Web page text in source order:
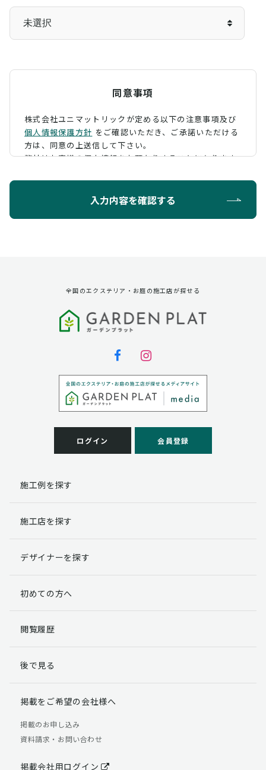
同意事項
株式会社ユニマットリックが定める以下の注意事項及び
個人情報保護方針 をご確認いただき、 ご承諾いただける
方は、同意の上送信して下さい。
弊社はお客様の個人情報をお預かりすることになります
ように定め、保護に努めております。
第三者への提供
弊社は法律で定められている場合を除いて、お客様の個
個人情報の取扱い業務の委託
弊社は事業運営上、お客様により良いサービスを提供す
るために業務の一部を外部に委託しており、業務委託先
客様には、貴殿の個人情報の利用目的の通知、開示、訂
理・機密保持などによりお客様の個人情報の漏洩防止に
個人情報提出の任意性
す。
らかじめご了承ください。
個人情報の開示請求について
る権利があります。
「個人情報の取り扱いについて」
【お問合せ先】 個人情報問合せ窓口
TEL：03-5411-7891（平日9:00 ～ 18:00）
入力内容を確認する
全国のエクステリア・お庭の施工店が探せる
ログイン 会員登録
施工例を探す
施工店を探す
デザイナーを探す
初めての方へ
閲覧履歴
後で見る
掲載をご希望の会社様へ
掲載のお申し込み
資料請求・お問い合わせ
掲載会社用ログイン